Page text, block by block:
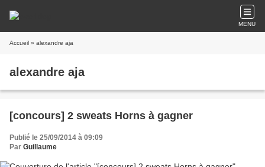
MENU
Accueil » alexandre aja
alexandre aja
[concours] 2 sweats Horns à gagner
Publié le 25/09/2014 à 09:09
Par Guillaume